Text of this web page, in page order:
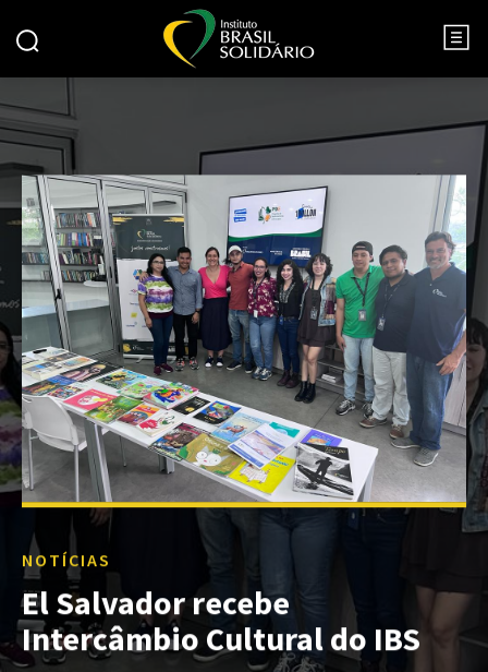
NOTÍCIAS
El Salvador recebe
Intercâmbio Cultural do IBS